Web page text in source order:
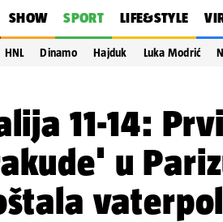
SHOW SPORT LIFE&STYLE
HNL Dinamo Hajduk Luka Modrić
11-14: Prvi
u